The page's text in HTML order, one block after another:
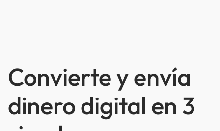
Convierte y envía
dinero digital en 3